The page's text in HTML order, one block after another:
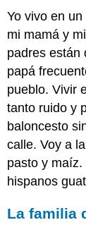
Yo vivo en
mi mamá y
padres están
papá
pueblo. Vivir
tanto ruido y
baloncesto
calle. Voy a
pasto y
hispanos
La familia